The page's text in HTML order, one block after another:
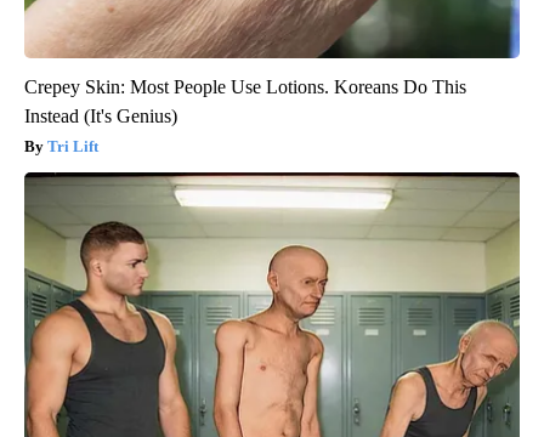
Crepey Skin: Most People Use Lotions. Koreans Do This
Instead (It's Genius)
Tri Lift